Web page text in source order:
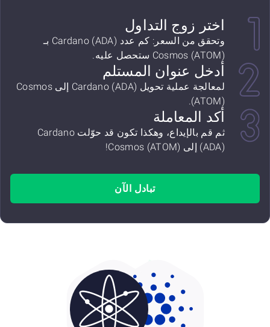
اختر زوج التداول
وتحقق من السعر: كم عدد Cardano (ADA) بـ
Cosmos (ATOM) ستحصل عليه.
أدخل عنوان المستلم
لمعالجة عملية تحويل Cardano (ADA) إلى Cosmos
(ATOM).
أكد المعاملة
ثم قم بالإيداع، وهكذا تكون قد حوّلت Cardano
(ADA) إلى Cosmos (ATOM)!
تبادل الآن